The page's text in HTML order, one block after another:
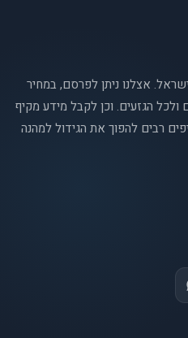
אצלנו ניתן לפרסם, במחיר
הגזעים. וכן לקבל מידע מקיף
רבים להפוך את הגידול למהנה